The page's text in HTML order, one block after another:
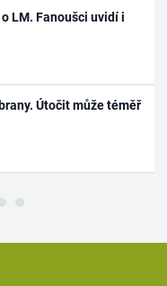
LM. Fanoušci uvidí i
Útočit může téměř